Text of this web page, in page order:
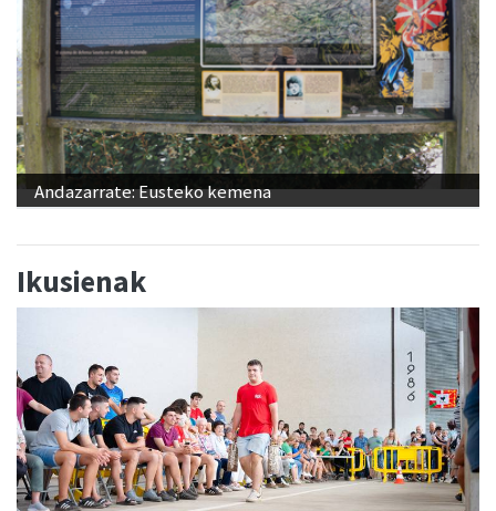
Andazarrate: Eusteko kemena
Ikusienak